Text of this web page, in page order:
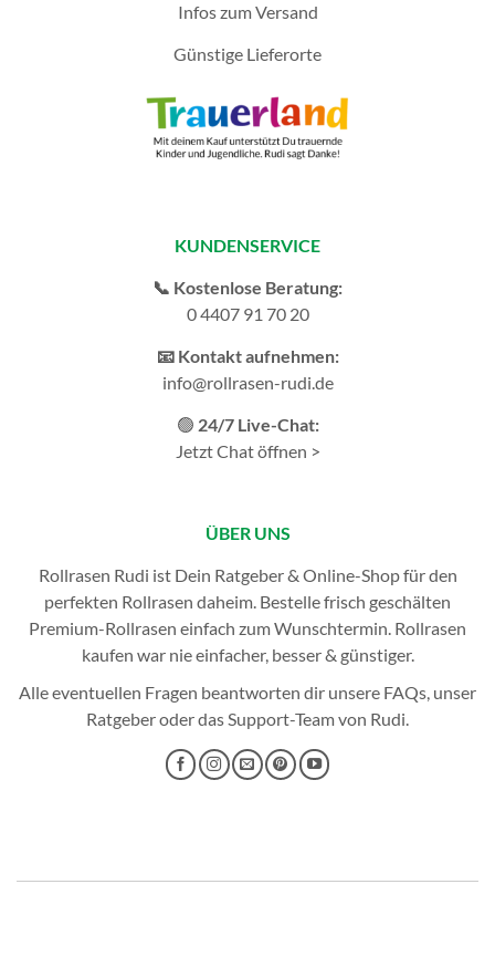
Infos zum Versand
Günstige Lieferorte
KUNDENSERVICE
📞 Kostenlose Beratung:
0 4407 91 70 20
📧 Kontakt aufnehmen:
info@rollrasen-rudi.de
🟢 24/7 Live-Chat:
Jetzt Chat öffnen >
ÜBER UNS
Rollrasen Rudi ist Dein Ratgeber & Online-Shop für den
perfekten Rollrasen daheim. Bestelle frisch geschälten
Premium-Rollrasen einfach zum Wunschtermin. Rollrasen
kaufen war nie einfacher, besser & günstiger.
Alle eventuellen Fragen beantworten dir unsere FAQs , unser
Ratgeberoder das Support-Teamvon Rudi.